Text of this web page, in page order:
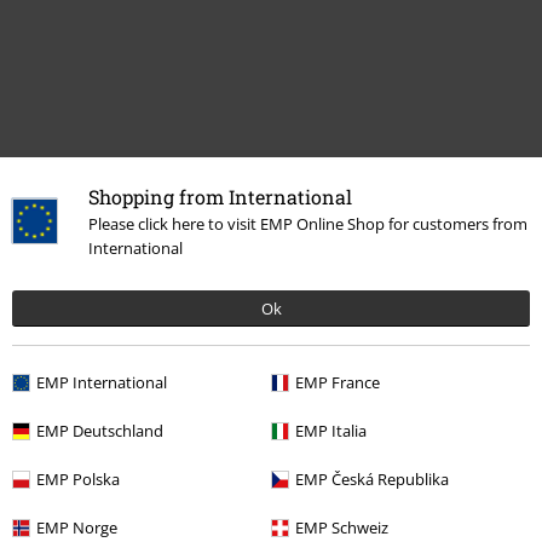
Shopping from International
Please click here to visit EMP Online Shop for customers from
International
Ok
EMP International EMP France
EMP Deutschland EMP Italia
EMP Polska EMP Česká Republika
EMP Norge EMP Schweiz
Naposledy navštívené
€ 53,99